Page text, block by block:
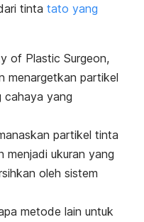
tinta tato yang
of Plastic Surgeon,
menargetkan partikel
cahaya yang
partikel tinta
ukuran yang
oleh sistem
metode lain untuk